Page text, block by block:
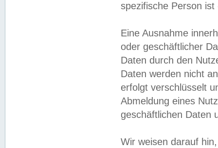
spezifische Person
Eine Ausnahme
oder geschäftlicher
Daten durch den
Daten werden nicht
erfolgt verschlüsselt
Abmeldung eines
geschäftlichen Daten
Wir weisen darauf